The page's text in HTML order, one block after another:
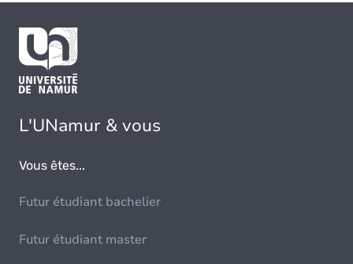
L'UNamur & vous
Vous êtes...
Futur étudiant bachelier
Futur étudiant master